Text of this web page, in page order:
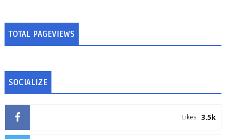
TOTAL PAGEVIEWS
SOCIALIZE
3.5k
Likes